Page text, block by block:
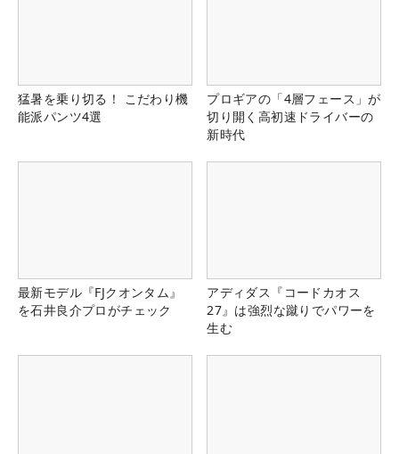
猛暑を乗り切る！ こだわり機
能派パンツ4選
プロギアの「4層フェース」が
切り開く高初速ドライバーの
新時代
最新モデル『FJクオンタム』
を石井良介プロがチェック
アディダス『コードカオス
27』は強烈な蹴りでパワーを
生む